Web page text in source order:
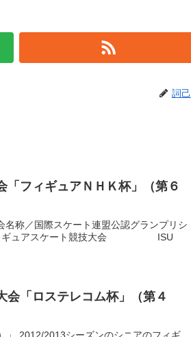
詞己
「フィギュアＮＨＫ杯」（第６
称／国際スケート連盟公認グランプリシ
ギュアスケート競技大会 ISU
会「ロステレコム杯」（第４